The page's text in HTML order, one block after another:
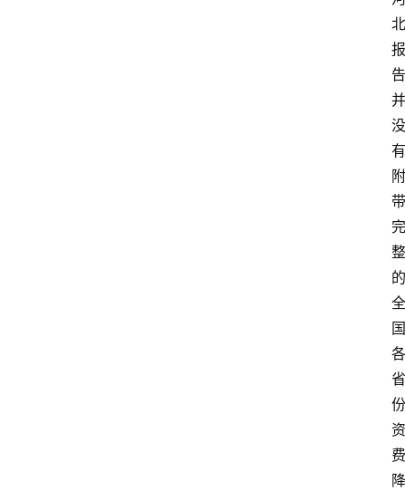
北
报
告
并
没
有
附
带
完
整
的
全
国
各
省
份
资
费
降